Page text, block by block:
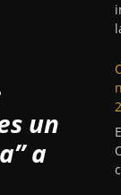
un
a